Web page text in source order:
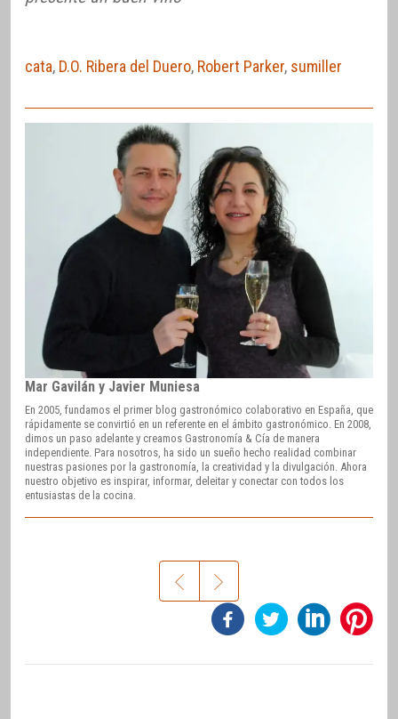
cata, D.O. Ribera del Duero, Robert Parker, sumiller
Mar Gavilán y Javier Muniesa
En 2005, fundamos el primer blog gastronómico colaborativo en España, que
rápidamente se convirtió en un referente en el ámbito gastronómico. En 2008,
dimos un paso adelante y creamos Gastronomía & Cía de manera
independiente. Para nosotros, ha sido un sueño hecho realidad combinar
nuestras pasiones por la gastronomía, la creatividad y la divulgación. Ahora
nuestro objetivo es inspirar, informar, deleitar y conectar con todos los
entusiastas de la cocina.